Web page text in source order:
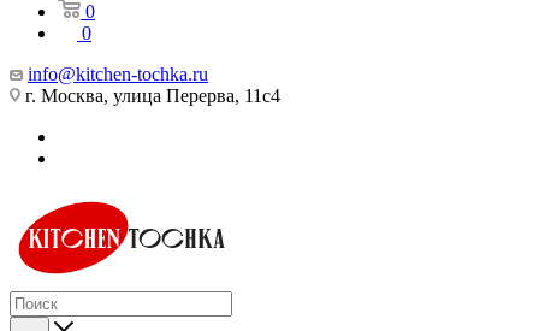
0
0
info@kitchen-tochka.ru
г. Москва, улица Перерва, 11с4